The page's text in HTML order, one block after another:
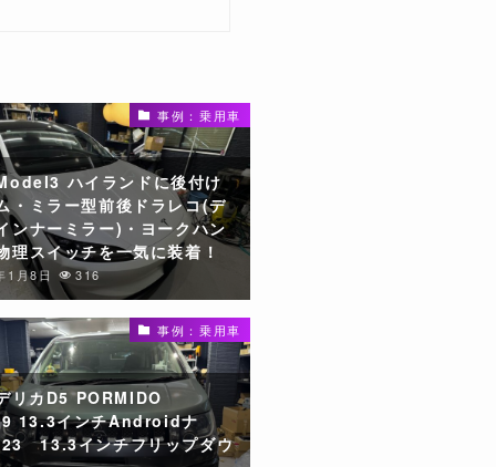
事例：乗用車
ハイランドに後付け
・ミラー型前後ドラレコ(デ
ンナーミラー)・ヨークハン
理スイッチを一気に装着！
1月8日 316
事例：乗用車
リカD5 PORMIDO
13.3インチAndroidナ
13.3インチフリップダウ